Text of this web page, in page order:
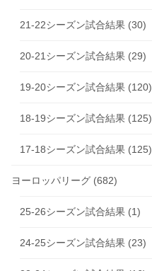
21-22シーズン試合結果 (30)
20-21シーズン試合結果 (29)
19-20シーズン試合結果 (120)
18-19シーズン試合結果 (125)
17-18シーズン試合結果 (125)
ヨーロッパリーグ (682)
25-26シーズン試合結果 (1)
24-25シーズン試合結果 (23)